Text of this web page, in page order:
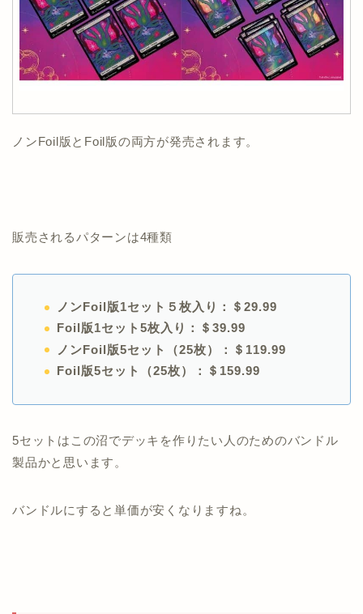
ノンFoil版とFoil版の両方が発売されます。
販売されるパターンは4種類
ノンFoil版1セット５枚入り：＄29.99
Foil版1セット5枚入り：＄39.99
ノンFoil版5セット（25枚）：＄119.99
Foil版5セット（25枚）：＄159.99
5セットはこの沼でデッキを作りたい人のためのバンドル
製品かと思います。
バンドルにすると単価が安くなりますね。